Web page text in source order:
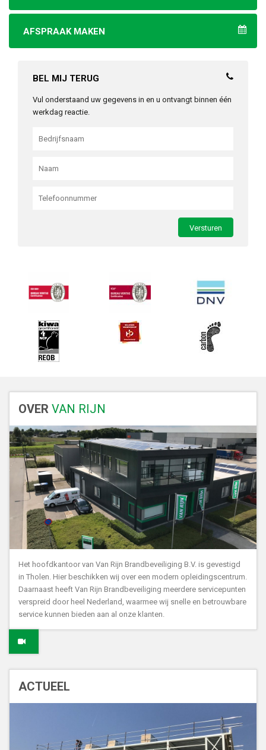
AFSPRAAK MAKEN
BEL MIJ TERUG
Vul onderstaand uw gegevens in en u ontvangt binnen één
werkdag reactie.
OVER VAN RIJN
Het hoofdkantoor van Van Rijn Brandbeveiliging B.V. is gevestigd
in Tholen. Hier beschikken wij over een modern opleidingscentrum.
Daarnaast heeft Van Rijn Brandbeveiliging meerdere servicepunten
verspreid door heel Nederland, waarmee wij snelle en betrouwbare
service kunnen bieden aan al onze klanten.
ACTUEEL